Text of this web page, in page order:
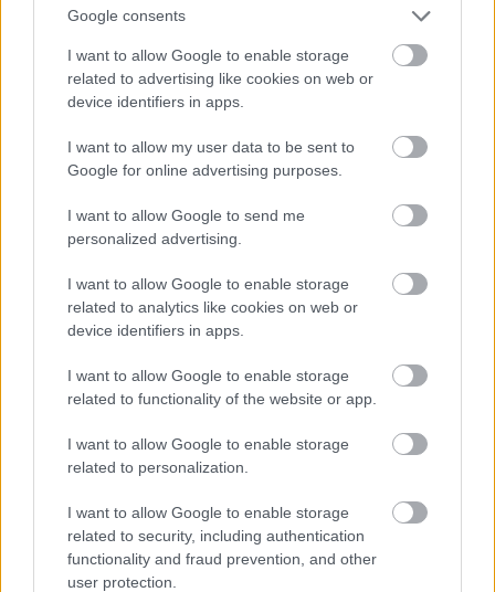
Google consents
I want to allow Google to enable storage
related to advertising like cookies on web or
device identifiers in apps.
I want to allow my user data to be sent to
Google for online advertising purposes.
I want to allow Google to send me
personalized advertising.
I want to allow Google to enable storage
related to analytics like cookies on web or
device identifiers in apps.
I want to allow Google to enable storage
related to functionality of the website or app.
I want to allow Google to enable storage
related to personalization.
I want to allow Google to enable storage
related to security, including authentication
functionality and fraud prevention, and other
user protection.
Jön még kép!
Danics Dóra fekete estélyiben
Jön még kép!